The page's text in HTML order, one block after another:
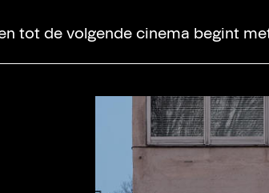
tot de volgende cinema begint